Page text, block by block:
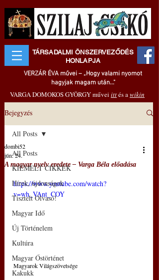
TÁRSADALMI ÖNSZERVEZŐDÉS
HONLAPJA
VERZÁR ÉVA művei – „Hogy valami nyomot
hagyjak magam után..."
VARGA DOMOKOS GYÖRGY művei ittés awikin
Bejegyzés
All Posts
KIEMELT CIKKEK
Hírek, újdonságok
Tisztelt Olvasó!
Magyar Idő
Új Történelem
Kultúra
Magyar Őstörténet
Kakukk
All Posts
A magyar nyelv eredete ‒ Varga Béla előadása
dombi52
jún. 24.
https://www.youtube.com/watch?
v=wh_VAnt_COY
Magyarok Világszövetsége